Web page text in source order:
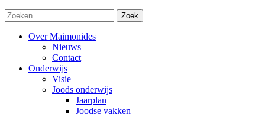
Zoek
Over Maimonides
Nieuws
Contact
Onderwijs
Visie
Joods onderwijs
Jaarplan
Joodse vakken